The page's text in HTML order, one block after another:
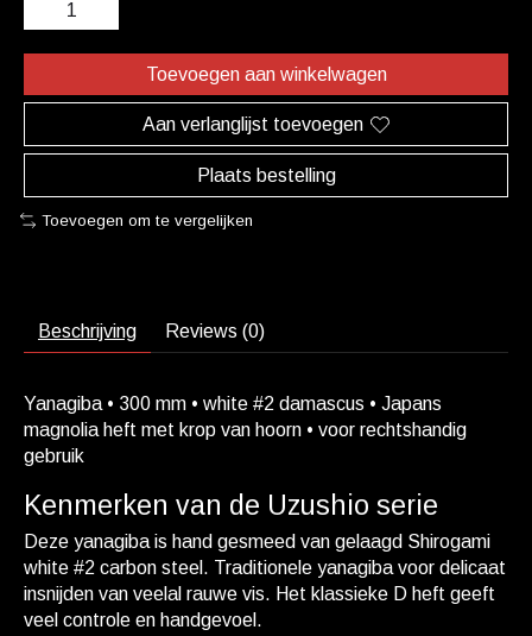
Toevoegen aan winkelwagen
Aan verlanglijst toevoegen
Plaats bestelling
Toevoegen om te vergelijken
Beschrijving Reviews (0)
Yanagiba • 300 mm • white #2 damascus • Japans
magnolia heft met krop van hoorn • voor rechtshandig
gebruik
Kenmerken van de Uzushio serie
Deze yanagiba is hand gesmeed van gelaagd Shirogami
white #2 carbon steel. Traditionele yanagiba voor delicaat
insnijden van veelal rauwe vis. Het klassieke D heft geeft
veel controle en handgevoel.